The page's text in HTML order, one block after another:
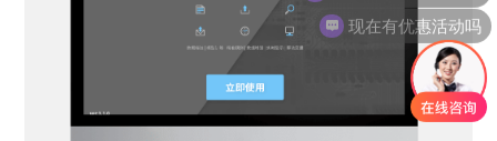
现在有优惠活动吗